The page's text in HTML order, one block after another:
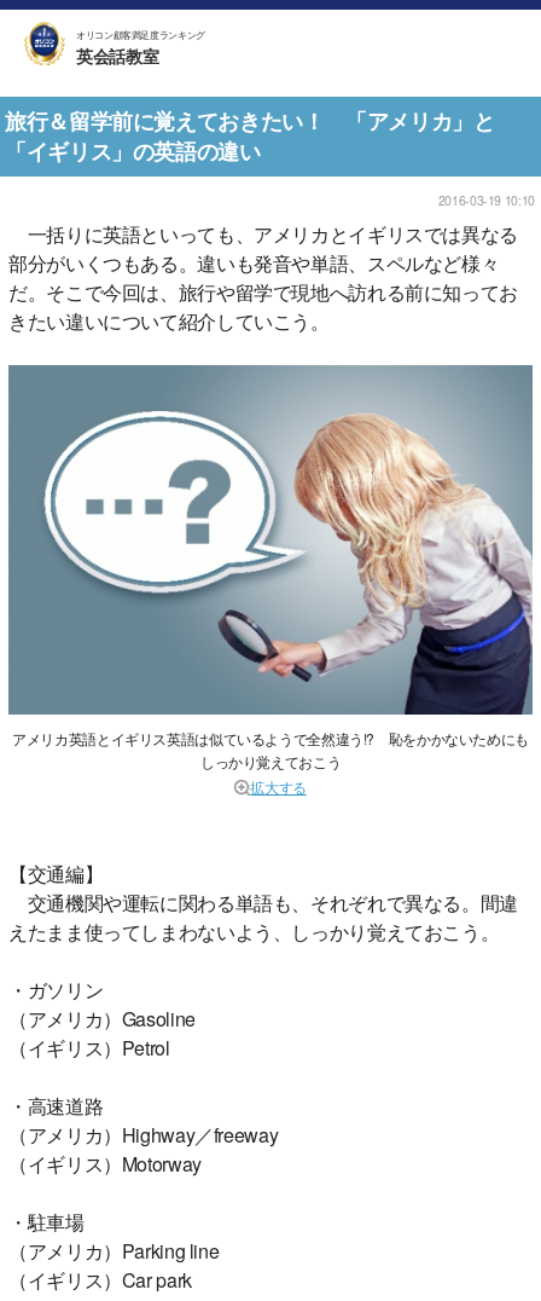
オリコン顧客満足度ランキング
英会話教室
旅行＆留学前に覚えておきたい！ 「アメリカ」と
「イギリス」の英語の違い
2016-03-19 10:10
一括りに英語といっても、アメリカとイギリスでは異なる
部分がいくつもある。違いも発音や単語、スペルなど様々
だ。そこで今回は、旅行や留学で現地へ訪れる前に知ってお
きたい違いについて紹介していこう。
アメリカ英語とイギリス英語は似ているようで全然違う!? 恥をかかないためにも
しっかり覚えておこう
拡大する
【交通編】
交通機関や運転に関わる単語も、それぞれで異なる。間違
えたまま使ってしまわないよう、しっかり覚えておこう。
・ガソリン
（アメリカ）Gasoline
（イギリス）Petrol
・高速道路
（アメリカ）Highway／freeway
（イギリス）Motorway
・駐車場
（アメリカ）Parking line
（イギリス）Car park